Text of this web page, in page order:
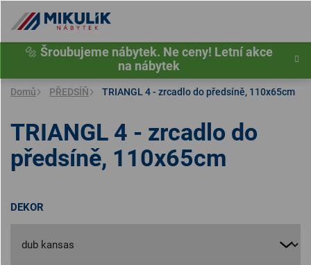
obsah
🔩 Šroubujeme nábytek. Ne ceny! Letní akce
na nábytek
Domů PŘEDSÍŇ TRIANGL 4 - zrcadlo do předsíně, 110x65cm
DEKOR
TRIANGL 4 - zrcadlo do
předsíně, 110x65cm